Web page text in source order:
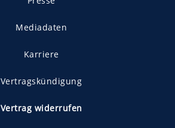
Mediadaten
Karriere
Vertragskündigung
Vertrag widerrufen